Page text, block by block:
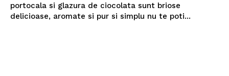
portocala si glazura de ciocolata sunt briose
delicioase, aromate si pur si simplu nu te poti...